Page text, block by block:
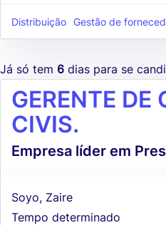
Distribuição Gestão de
Já só tem 6 dias para se
GERENTE DE
CIVIS.
Empresa líder em
Soyo, Zaire
Tempo determinado